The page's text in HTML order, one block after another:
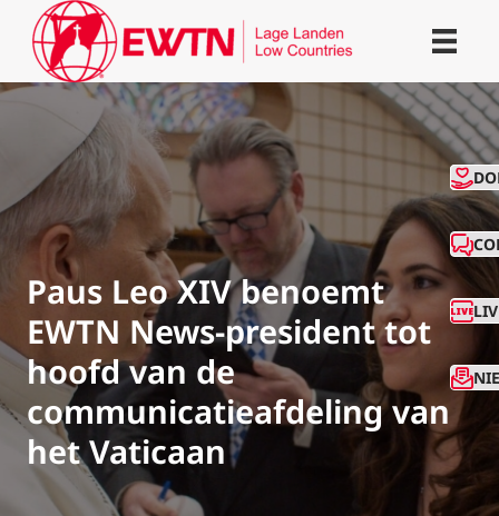
Paus Leo XIV benoemt
EWTN News-president tot
hoofd van de
communicatieafdeling van
het Vaticaan